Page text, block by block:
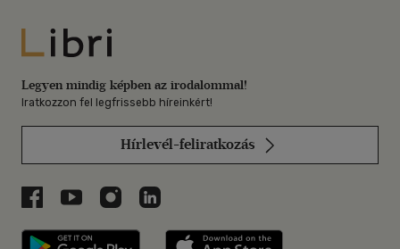
Libri
Legyen mindig képben az irodalommal!
Iratkozzon fel legfrissebb híreinkért!
Hírlevél-feliratkozás
Libri a Facebookon
Libri a Youtube-on
Libri az Instagramon
Libri a LinkedInen
Libri applikáció Szerezd meg: Google